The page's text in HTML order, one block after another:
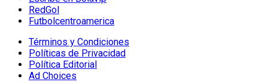
RedGol
Futbolcentroamerica
Términos y Condiciones
Políticas de Privacidad
Política Editorial
Ad Choices